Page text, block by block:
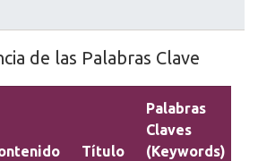
de las Palabras Clave
Título
Palabras
Claves
(Keywords)